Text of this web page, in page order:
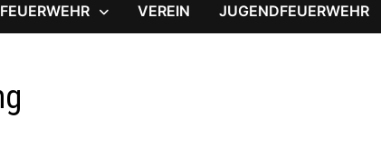
FEUERWEHR VEREIN JUGENDFEUERWEHR